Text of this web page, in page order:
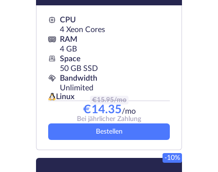
CPU
4 Xeon Cores
RAM
4 GB
Space
50 GB SSD
Bandwidth
Unlimited
Linux
€15.95/mo
€14.35/mo
Bei jährlicher Zahlung
Bestellen
-10%